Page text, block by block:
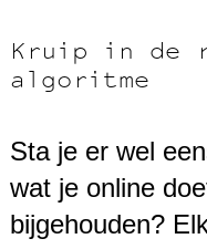
Kruip in de
algoritme
Sta je er wel
wat je online
bijgehouden?